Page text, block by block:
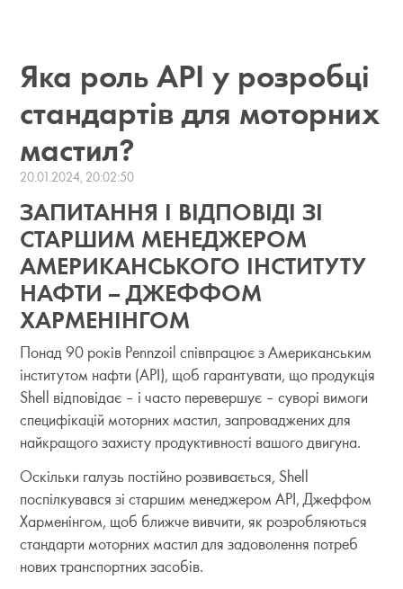
Яка роль API у розробці
стандартів для моторних
мастил?
20.01.2024, 20:02:50
ЗАПИТАННЯ І ВІДПОВІДІ ЗІ
СТАРШИМ МЕНЕДЖЕРОМ
АМЕРИКАНСЬКОГО ІНСТИТУТУ
НАФТИ -- ДЖЕФФОМ
ХАРМЕНІНГОМ
Понад 90 років Pennzoil співпрацює з Американським
інститутом нафти (API), щоб гарантувати, що продукція
Shell відповідає – і часто перевершує – суворі вимоги
специфікацій моторних мастил, запроваджених для
найкращого захисту продуктивності вашого двигуна.
Оскільки галузь постійно розвивається, Shell
поспілкувався зі старшим менеджером API, Джеффом
Харменінгом, щоб ближче вивчити, як розробляються
стандарти моторних мастил для задоволення потреб
нових транспортних засобів.